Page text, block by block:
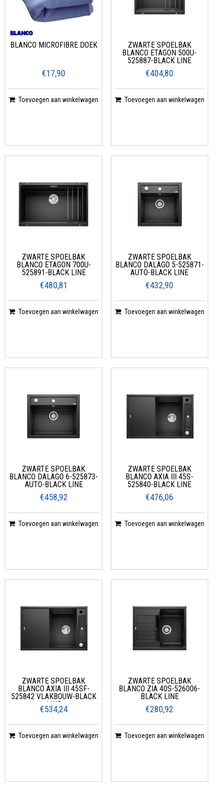
BLANCO MICROFIBRE DOEK
€17,90
Toevoegen aan winkelwagen
ZWARTE SPOELBAK
BLANCO ETAGON 500U-
525887-BLACK LINE
€404,80
Toevoegen aan winkelwagen
ZWARTE SPOELBAK
BLANCO ETAGON 700U-
525891-BLACK LINE
€480,81
Toevoegen aan winkelwagen
ZWARTE SPOELBAK
BLANCO DALAGO 5-525871-
AUTO-BLACK LINE
€432,90
Toevoegen aan winkelwagen
ZWARTE SPOELBAK
BLANCO DALAGO 6-525873-
AUTO-BLACK LINE
€458,92
Toevoegen aan winkelwagen
ZWARTE SPOELBAK
BLANCO AXIA III 45S-
525840-BLACK LINE
€476,06
Toevoegen aan winkelwagen
ZWARTE SPOELBAK
BLANCO AXIA III 45SF-
525842 VLAKBOUW-BLACK
LINE
€534,24
Toevoegen aan winkelwagen
ZWARTE SPOELBAK
BLANCO ZIA 40S-526006-
BLACK LINE
€280,92
Toevoegen aan winkelwagen